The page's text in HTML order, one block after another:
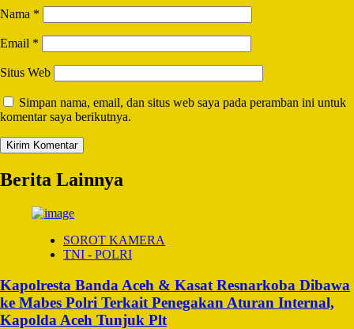
Nama *
Email *
Situs Web
Simpan nama, email, dan situs web saya pada peramban ini untuk
komentar saya berikutnya.
Berita Lainnya
SOROT KAMERA
TNI - POLRI
Kapolresta Banda Aceh & Kasat Resnarkoba Dibawa
ke Mabes Polri Terkait Penegakan Aturan Internal,
Kapolda Aceh Tunjuk Plt